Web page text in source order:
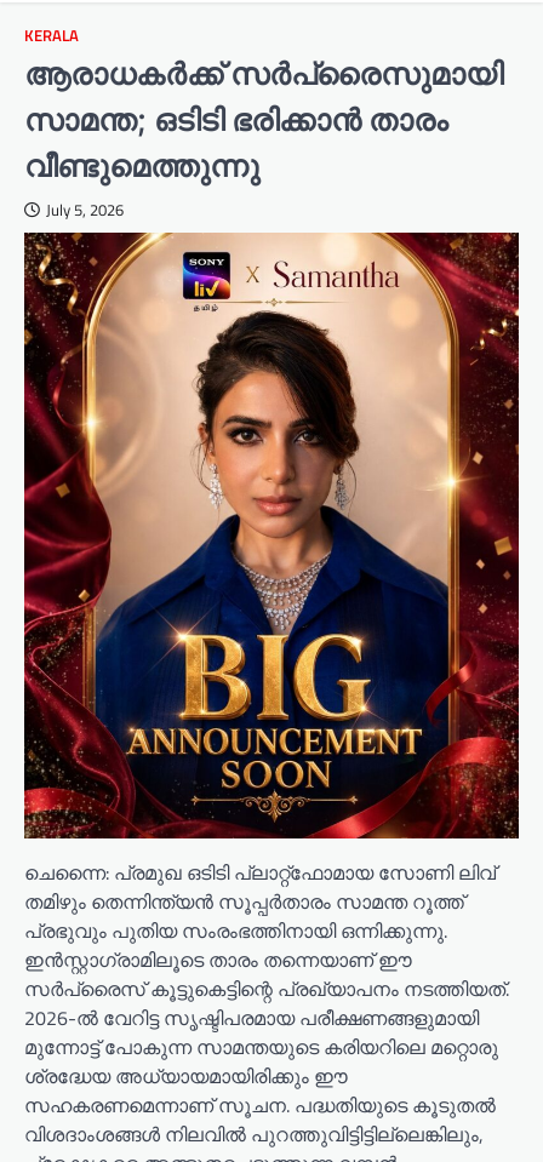
KERALA
ആരാധകർക്ക് സർപ്രൈസുമായി
സാമന്ത; ഒടിടി ഭരിക്കാൻ താരം
വീണ്ടുമെത്തുന്നു
July 5, 2026
​​ചെന്നൈ: പ്രമുഖ ഒടിടി പ്ലാറ്റ്‌ഫോമായ സോണി ലിവ്
തമിഴും തെന്നിന്ത്യൻ സൂപ്പർതാരം സാമന്ത റൂത്ത്
പ്രഭുവും പുതിയ സംരംഭത്തിനായി ഒന്നിക്കുന്നു.
ഇൻസ്റ്റാഗ്രാമിലൂടെ താരം തന്നെയാണ് ഈ
സർപ്രൈസ് കൂട്ടുകെട്ടിന്റെ പ്രഖ്യാപനം നടത്തിയത്.
​2026-ൽ വേറിട്ട സൃഷ്ടിപരമായ പരീക്ഷണങ്ങളുമായി
മുന്നോട്ട് പോകുന്ന സാമന്തയുടെ കരിയറിലെ മറ്റൊരു
ശ്രദ്ധേയ അധ്യായമായിരിക്കും ഈ
സഹകരണമെന്നാണ് സൂചന. പദ്ധതിയുടെ കൂടുതൽ
വിശദാംശങ്ങൾ നിലവിൽ പുറത്തുവിട്ടിട്ടില്ലെങ്കിലും,